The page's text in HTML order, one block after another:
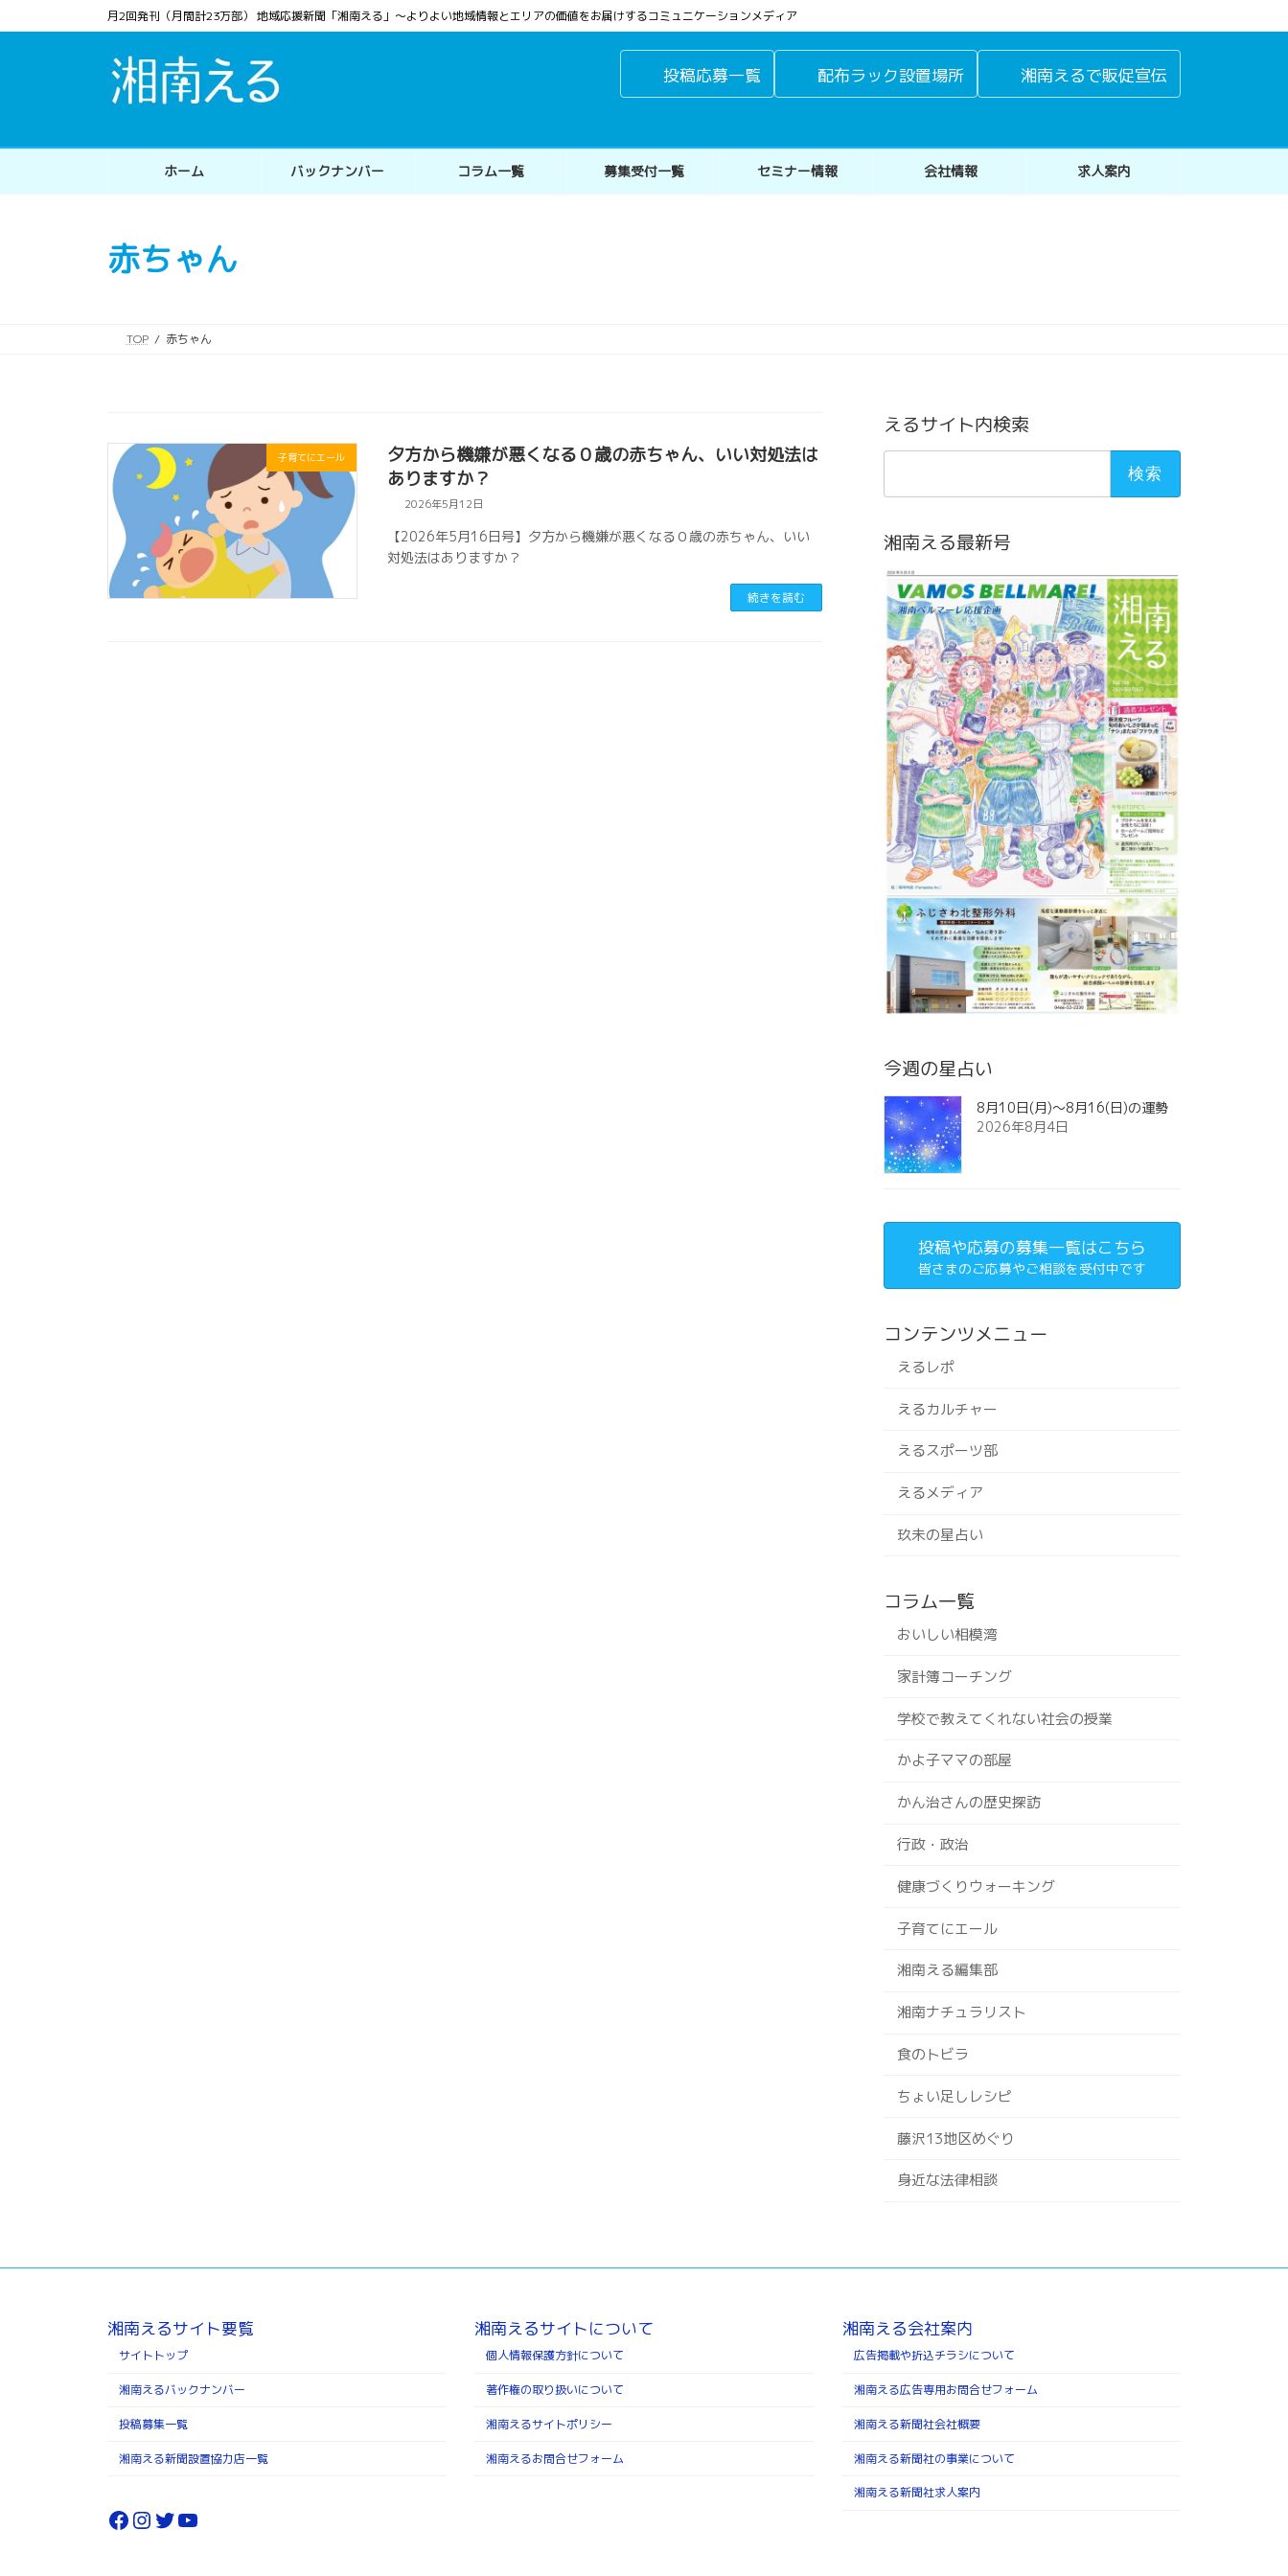
ン
ス
ビ
ン
月2回発刊（月間計23万部） 地域応援新聞「湘南える」〜よりよい地域情報とエリアの価値をお届けするコミュニケーションメディア
投稿応募一覧 配布ラック設置場所 湘南えるで販促宣伝
ホーム バックナンバー コラム一覧 募集受付一覧 セミナー情報 会社情報 求人案内
赤ちゃん
TOP 赤ちゃん
子育てにエール
夕方から機嫌が悪くなる０歳の赤ちゃん、いい対処法は
ありますか？
2026年5月12日
【2026年5月16日号】夕方から機嫌が悪くなる０歳の赤ちゃん、いい
対処法はありますか？
続きを読む
えるサイト内検索
湘南える最新号
今週の星占い
8月10日(月)～8月16(日)の運勢
2026年8月4日
投稿や応募の募集一覧はこちら
皆さまのご応募やご相談を受付中です
コンテンツメニュー
えるレポ
えるカルチャー
えるスポーツ部
えるメディア
玖未の星占い
コラム一覧
おいしい相模湾
家計簿コーチング
学校で教えてくれない社会の授業
かよ子ママの部屋
かん治さんの歴史探訪
行政・政治
健康づくりウォーキング
子育てにエール
湘南える編集部
湘南ナチュラリスト
食のトビラ
ちょい足しレシピ
藤沢13地区めぐり
身近な法律相談
湘南えるサイト要覧
サイトトップ
湘南えるバックナンバー
投稿募集一覧
湘南える新聞設置協力店一覧
Facebook
Instagram
Twitter
YouTube
湘南えるサイトについて
個人情報保護方針について
著作権の取り扱いについて
湘南えるサイトポリシー
湘南えるお問合せフォーム
湘南える会社案内
広告掲載や折込チラシについて
湘南える広告専用お問合せフォーム
湘南える新聞社会社概要
湘南える新聞社の事業について
湘南える新聞社求人案内